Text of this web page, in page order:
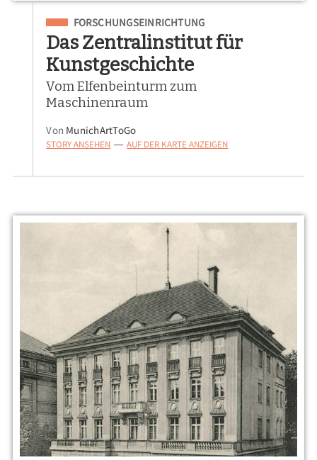
Eingeordnet unter
FORSCHUNGSEINRICHTUNG
Das Zentralinstitut für
Kunstgeschichte
Vom Elfenbeinturm zum
Maschinenraum
Von MunichArtToGo
STORY ANSEHEN — AUF DER KARTE ANZEIGEN